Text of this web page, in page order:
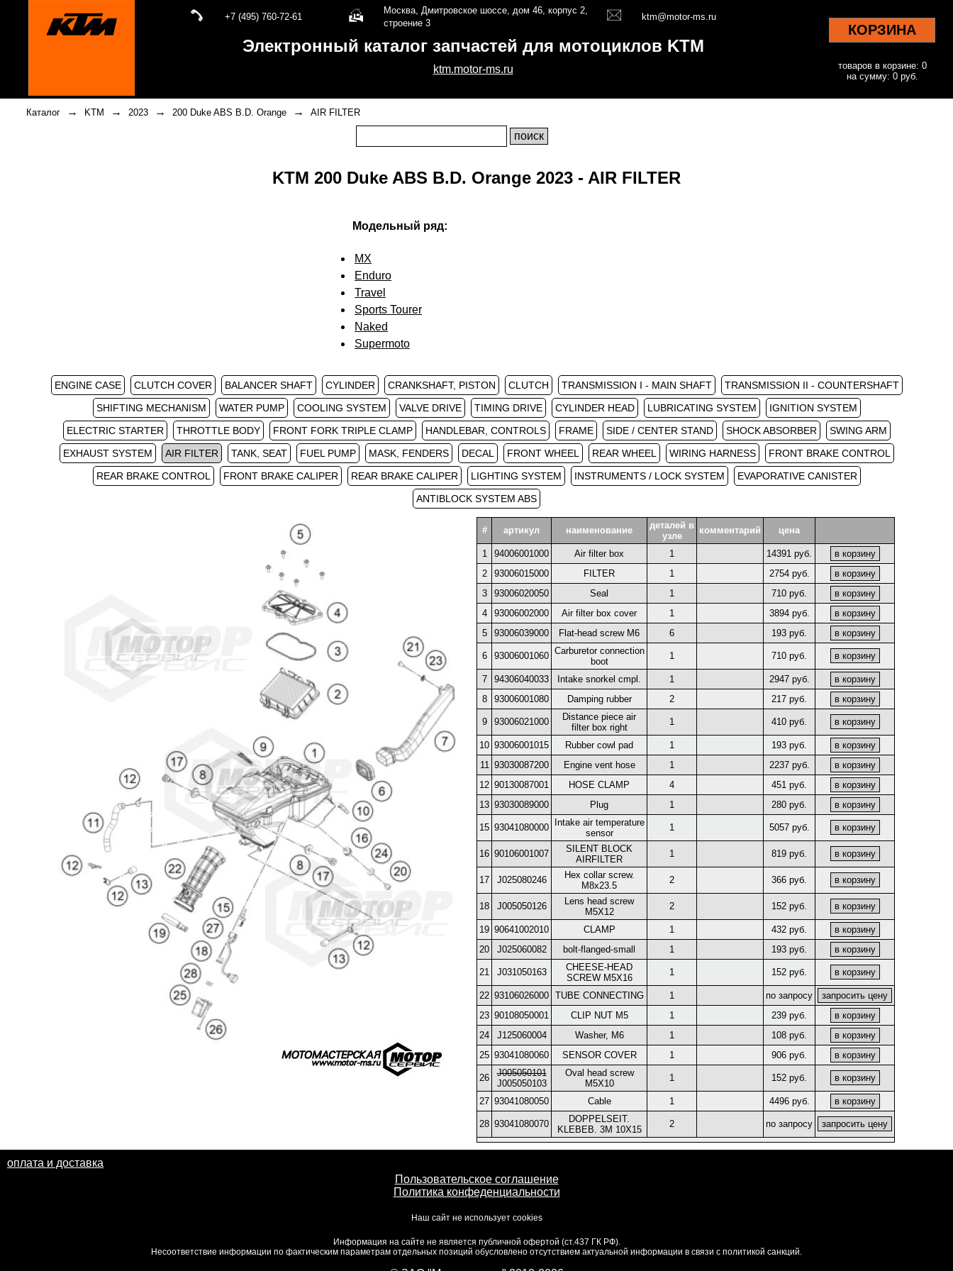
+7 (495) 760-72-61
Москва, Дмитровское шоссе, дом 46, корпус 2,
строение 3
ktm@motor-ms.ru
Электронный каталог запчастей для мотоциклов KTM
ktm.motor-ms.ru
КОРЗИНА
товаров в корзине: 0
на сумму: 0 руб.
Каталог → KTM → 2023 → 200 Duke ABS B.D. Orange → AIR FILTER
KTM 200 Duke ABS B.D. Orange 2023 - AIR FILTER
Модельный ряд:
MX
Enduro
Travel
Sports Tourer
Naked
Supermoto
ENGINE CASE CLUTCH COVER BALANCER SHAFT CYLINDER CRANKSHAFT, PISTON CLUTCH TRANSMISSION I - MAIN SHAFT
TRANSMISSION II - COUNTERSHAFT
SHIFTING MECHANISM
WATER PUMP COOLING SYSTEM VALVE DRIVE TIMING DRIVE CYLINDER HEAD LUBRICATING SYSTEM
IGNITION SYSTEM
ELECTRIC STARTER
THROTTLE BODY FRONT FORK TRIPLE CLAMP HANDLEBAR, CONTROLS FRAME SIDE / CENTER STAND SHOCK ABSORBER
SWING ARM
EXHAUST SYSTEM
AIR FILTER TANK, SEAT FUEL PUMP MASK, FENDERS DECAL FRONT WHEEL REAR WHEEL WIRING HARNESS
FRONT BRAKE CONTROL
REAR BRAKE CONTROL
FRONT BRAKE CALIPER REAR BRAKE CALIPER LIGHTING SYSTEM INSTRUMENTS / LOCK SYSTEM
EVAPORATIVE CANISTER
ANTIBLOCK SYSTEM ABS
# артикул наименование
деталей в
узле
комментарий цена
1 94006001000 Air filter box 1
14391 руб.
2
93006015000 FILTER 1
2754 руб.
3
93006020050 Seal 1
710 руб.
4
93006002000 Air filter box cover 1
3894 руб.
5
93006039000 Flat-head screw M6 6 193 руб.
6 93006001060 Carburetor connection
boot
1 710 руб.
7 94306040033 Intake snorkel cmpl. 1
2947 руб.
8
93006001080 Damping rubber 2 217 руб.
9 93006021000
Distance piece air
filter box right
1 410 руб.
10 93006001015 Rubber cowl pad 1
193 руб.
11 93030087200 Engine vent hose 1
2237 руб.
12 90130087001 HOSE CLAMP 4
451 руб.
13 93030089000 Plug 1 280 руб.
15 93041080000
Intake air temperature
sensor
1 5057 руб.
16 90106001007
SILENT BLOCK
AIRFILTER
1 819 руб.
17 J025080246
Hex collar screw.
M8x23.5
2 366 руб.
18 J005050126
Lens head screw
M5X12
2 152 руб.
19 90641002010 CLAMP 1
432 руб.
20
J025060082 bolt-flanged-small 1 193 руб.
21 J031050163
CHEESE-HEAD
SCREW M5X16
1 152 руб.
22 93106026000 TUBE CONNECTING 1
по запросу
23 90108050001 CLIP NUT M5 1
239 руб.
24
J125060004 Washer, M6 1
108 руб.
25 93041080060 SENSOR COVER 1 906 руб.
26
J005050101
J005050103
Oval head screw
M5X10
1 152 руб.
27 93041080050 Cable 1 4496 руб.
28 93041080070
DOPPELSEIT.
KLEBEB. 3M 10X15
2 по запросу
оплата и доставка
Пользовательское соглашение
Политика конфеденциальности
Наш сайт не использует cookies
Информация на сайте не является публичной офертой (ст.437 ГК РФ).
Несоответствие информации по фактическим параметрам отдельных позиций обусловлено отсутствием актуальной информации в связи с политикой санкций.